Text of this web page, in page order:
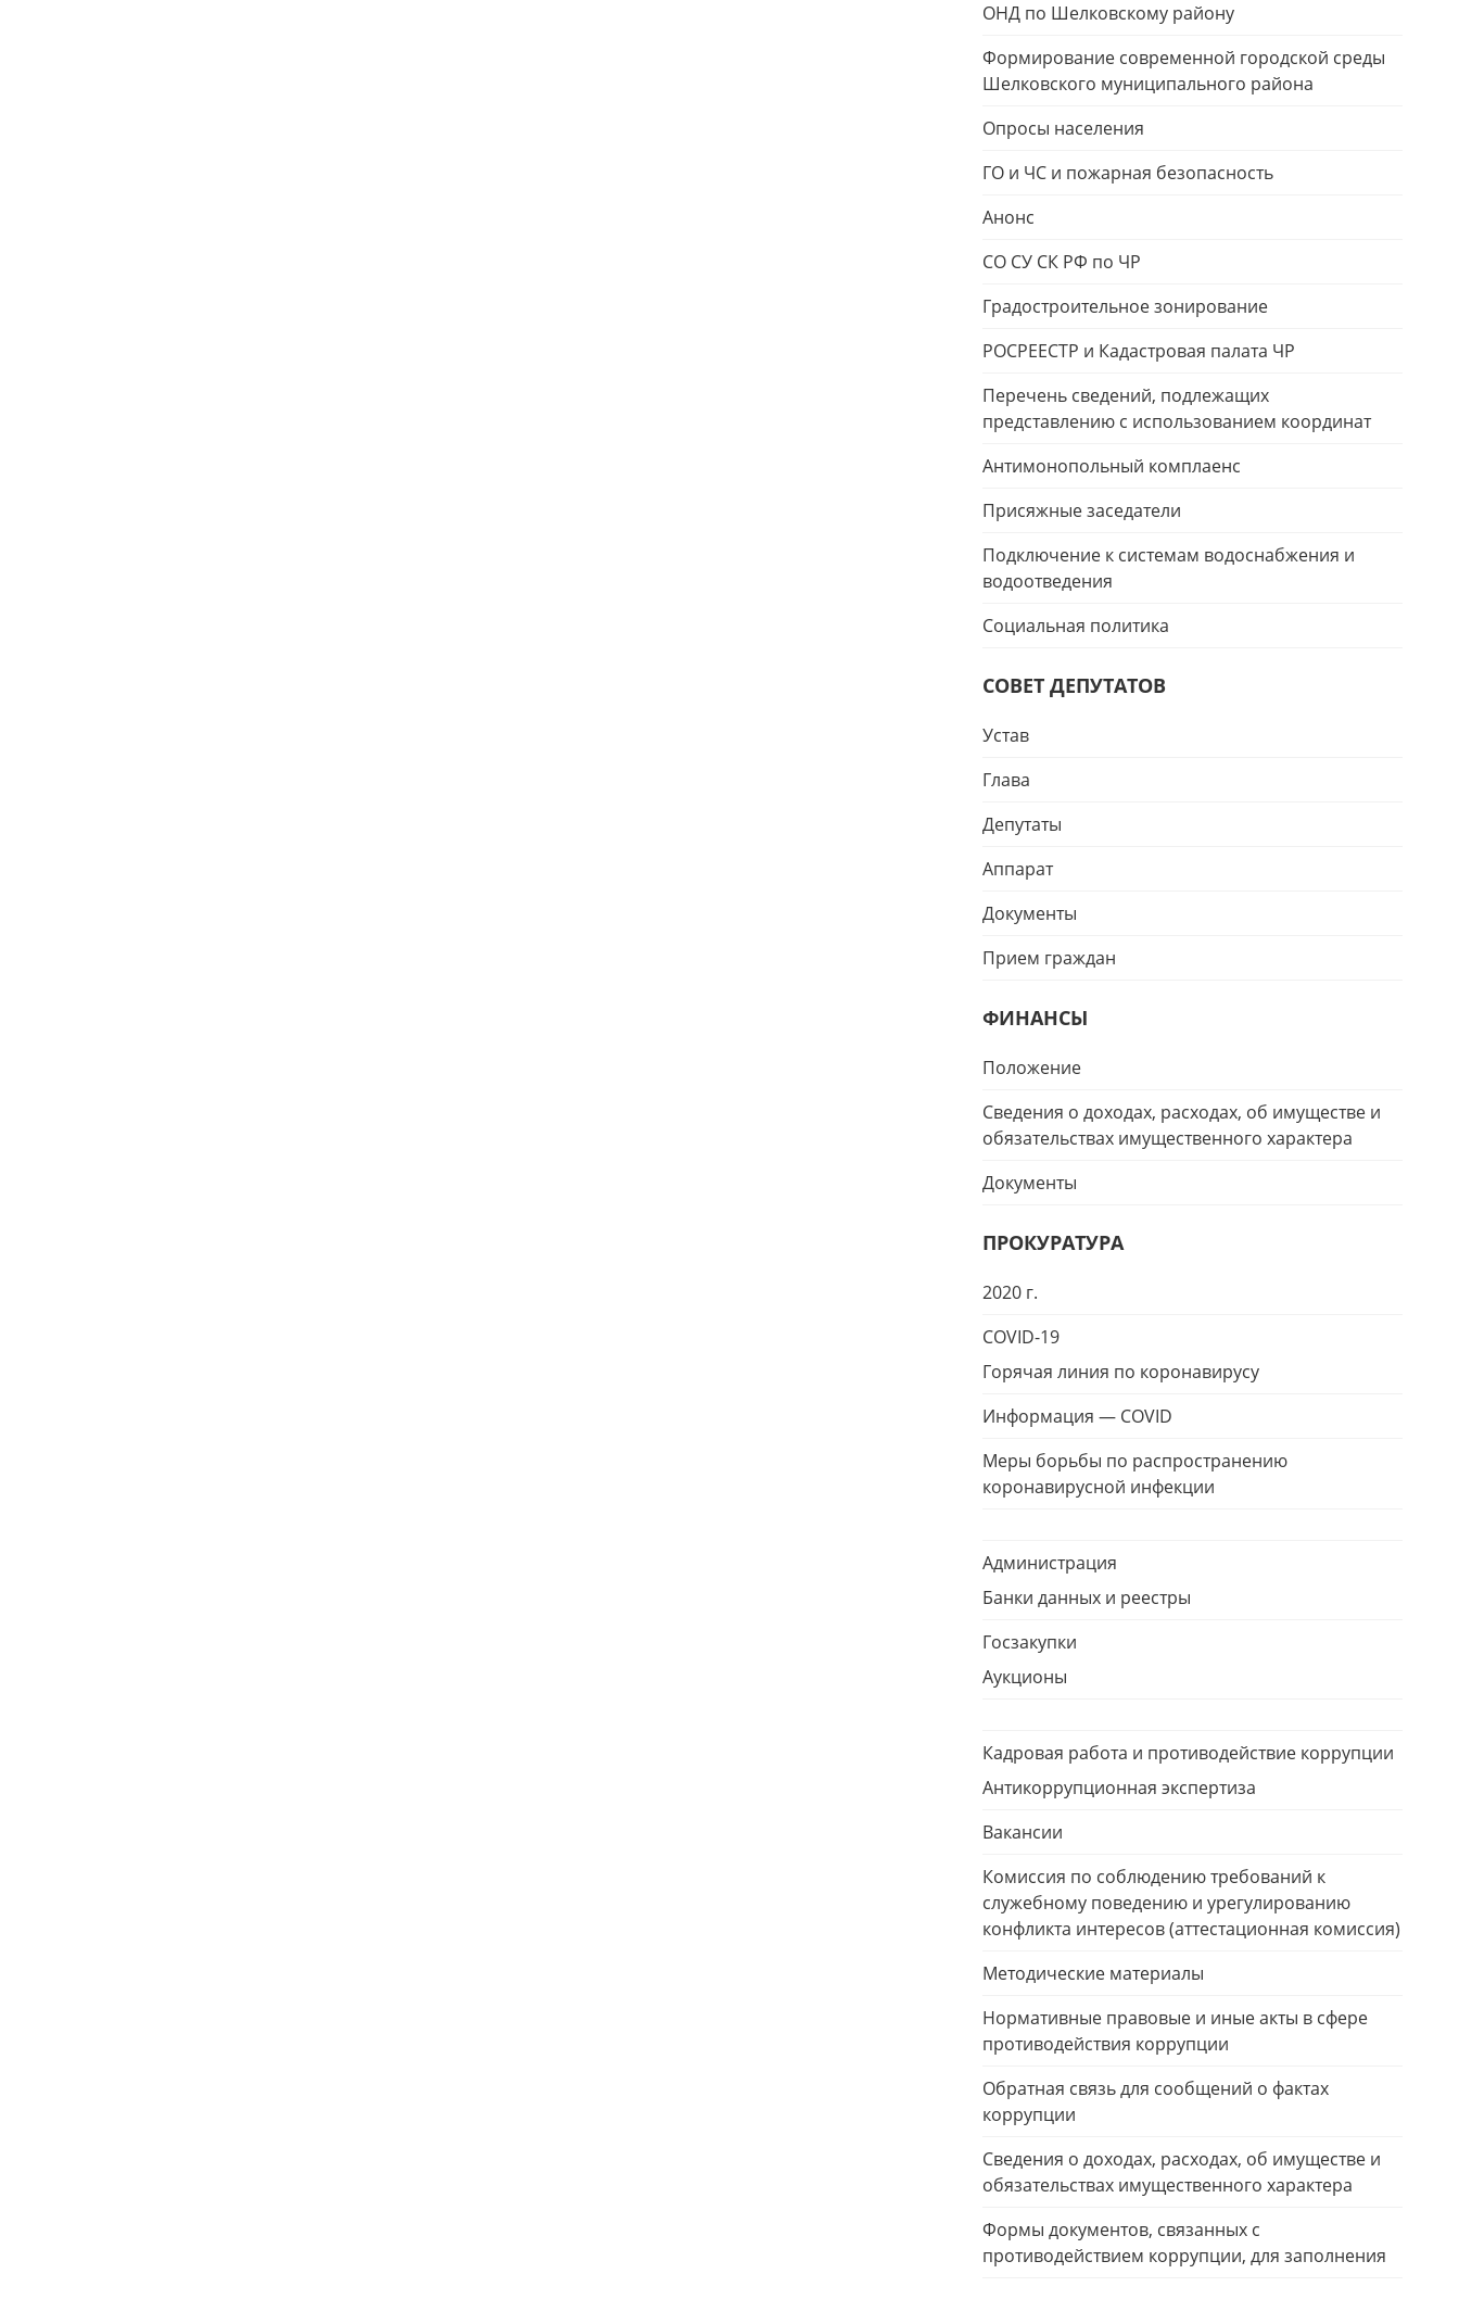
ОНД по Шелковскому району
Формирование современной городской среды
Шелковского муниципального района
Опросы населения
ГО и ЧС и пожарная безопасность
Анонс
СО СУ СК РФ по ЧР
Градостроительное зонирование
РОСРЕЕСТР и Кадастровая палата ЧР
Перечень сведений, подлежащих
представлению с использованием координат
Антимонопольный комплаенс
Присяжные заседатели
Подключение к системам водоснабжения и
водоотведения
Социальная политика
СОВЕТ ДЕПУТАТОВ
Устав
Глава
Депутаты
Аппарат
Документы
Прием граждан
ФИНАНСЫ
Положение
Сведения о доходах, расходах, об имуществе и
обязательствах имущественного характера
Документы
ПРОКУРАТУРА
2020 г.
COVID-19
Горячая линия по коронавирусу
Информация — COVID
Меры борьбы по распространению
коронавирусной инфекции
Администрация
Банки данных и реестры
Госзакупки
Аукционы
Кадровая работа и противодействие коррупции
Антикоррупционная экспертиза
Вакансии
Комиссия по соблюдению требований к
служебному поведению и урегулированию
конфликта интересов (аттестационная комиссия)
Методические материалы
Нормативные правовые и иные акты в сфере
противодействия коррупции
Обратная связь для сообщений о фактах
коррупции
Сведения о доходах, расходах, об имуществе и
обязательствах имущественного характера
Формы документов, связанных с
противодействием коррупции, для заполнения